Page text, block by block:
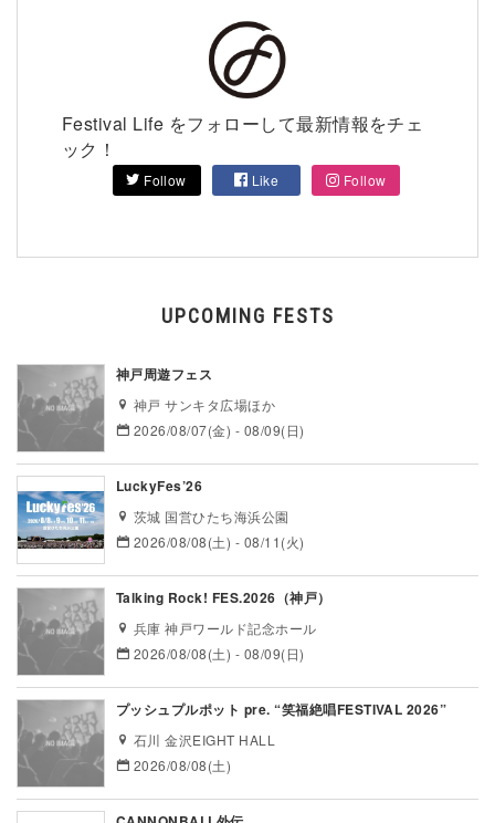
Festival Life をフォローして最新情報をチェ
ック！
Follow Like Follow
UPCOMING FESTS
神戸周遊フェス
神戸 サンキタ広場ほか
2026/08/07(金) - 08/09(日)
LuckyFes’26
茨城 国営ひたち海浜公園
2026/08/08(土) - 08/11(火)
Talking Rock! FES.2026（神戸）
兵庫 神戸ワールド記念ホール
2026/08/08(土) - 08/09(日)
プッシュプルポット pre. “笑福絶唱FESTIVAL 2026”
石川 金沢EIGHT HALL
2026/08/08(土)